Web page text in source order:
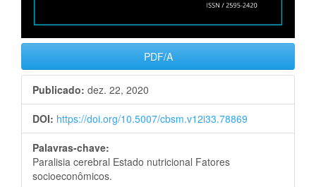
PDF/A
Publicado: dez. 22, 2020
DOI: https://doi.org/10.5007/cbsm.v12i33.78869
Palavras-chave:
Paralisia cerebral Estado nutricional Fatores
socioeconômicos.